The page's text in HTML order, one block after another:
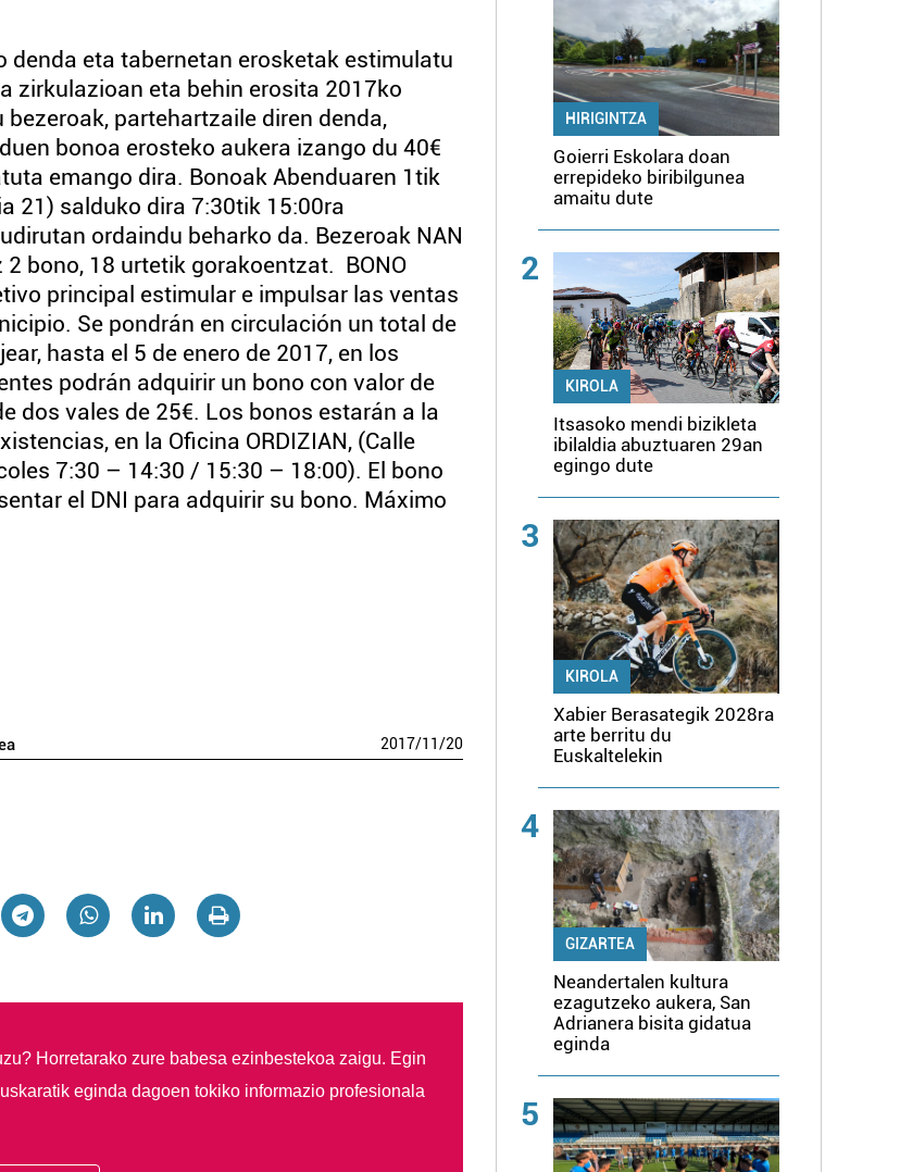
denda eta tabernetan erosketak estimulatu
zirkulazioan eta behin erosita 2017ko
partehartzaile diren denda,
bonoa erosteko aukera izango du 40€
emango dira. Bonoak Abenduaren 1tik
21) salduko dira 7:30tik 15:00ra
ordaindu beharko da. Bezeroak NAN
bono, 18 urtetik gorakoentzat. BONO
principal estimular e impulsar las ventas
Se pondrán en circulación un total de
hasta el 5 de enero de 2017, en los
podrán adquirir un bono con valor de
dos vales de 25€. Los bonos estarán a la
en la Oficina ORDIZIAN, (Calle
7:30 – 14:30 / 15:30 – 18:00). El bono
el DNI para adquirir su bono. Máximo
2017/11/20
Horretarako zure babesa ezinbestekoa zaigu. Egin
eginda dagoen tokiko informazio profesionala
HIRIGINTZA
Goierri Eskolara doan
errepideko biribilgunea
amaitu dute
2
KIROLA
Itsasoko mendi bizikleta
ibilaldia abuztuaren 29an
egingo dute
3
KIROLA
Xabier Berasategik 2028ra
arte berritu du
Euskaltelekin
4
GIZARTEA
Neandertalen kultura
ezagutzeko aukera, San
Adrianera bisita gidatua
eginda
5